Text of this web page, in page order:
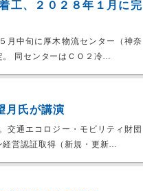
工、２０２８年１月に完
月中旬に厚木物流センター（神奈
。 同センターはＣＯ２冷…
月氏が講演
交通エコロジー・モビリティ財団
経営認証取得（新規・更新…